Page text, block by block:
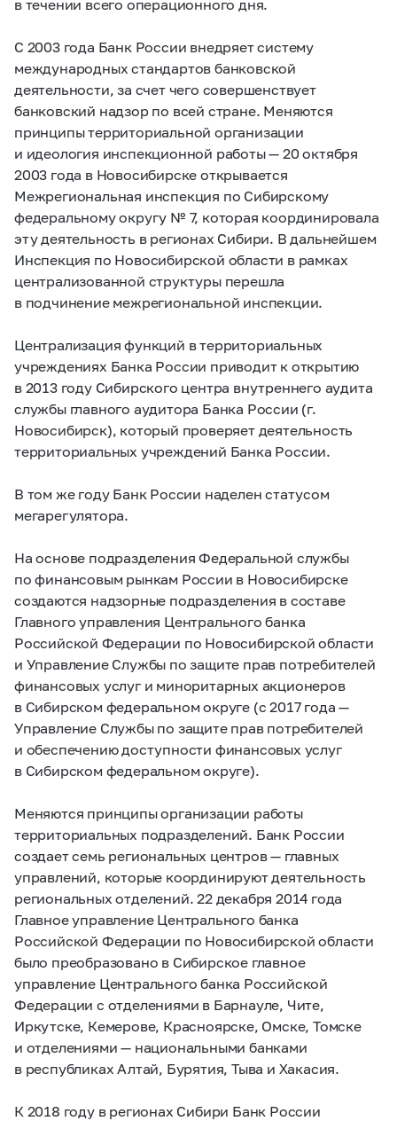
в течении всего операционного дня.
С 2003 года Банк России внедряет систему
международных стандартов банковской
деятельности, за счет чего совершенствует
банковский надзор по всей стране. Меняются
принципы территориальной организации
и идеология инспекционной работы — 20 октября
2003 года в Новосибирске открывается
Межрегиональная инспекция по Сибирскому
федеральному округу № 7, которая координировала
эту деятельность в регионах Сибири. В дальнейшем
Инспекция по Новосибирской области в рамках
централизованной структуры перешла
в подчинение межрегиональной инспекции.
Централизация функций в территориальных
учреждениях Банка России приводит к открытию
в 2013 году Сибирского центра внутреннего аудита
службы главного аудитора Банка России (г.
Новосибирск), который проверяет деятельность
территориальных учреждений Банка России.
В том же году Банк России наделен статусом
мегарегулятора.
На основе подразделения Федеральной службы
по финансовым рынкам России в Новосибирске
создаются надзорные подразделения в составе
Главного управления Центрального банка
Российской Федерации по Новосибирской области
и Управление Службы по защите прав потребителей
финансовых услуг и миноритарных акционеров
в Сибирском федеральном округе (с 2017 года —
Управление Службы по защите прав потребителей
и обеспечению доступности финансовых услуг
в Сибирском федеральном округе).
Меняются принципы организации работы
территориальных подразделений. Банк России
создает семь региональных центров — главных
управлений, которые координируют деятельность
региональных отделений. 22 декабря 2014 года
Главное управление Центрального банка
Российской Федерации по Новосибирской области
было преобразовано в Сибирское главное
управление Центрального банка Российской
Федерации с отделениями в Барнауле, Чите,
Иркутске, Кемерове, Красноярске, Омске, Томске
и отделениями — национальными банками
в республиках Алтай, Бурятия, Тыва и Хакасия.
К 2018 году в регионах Сибири Банк России